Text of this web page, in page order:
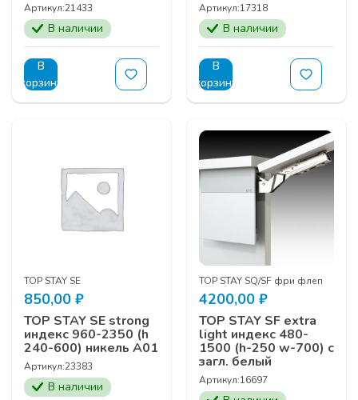
Артикул:21433
В наличии
В
корзину
Артикул:17318
В наличии
В
корзину
TOP STAY SE
850,00 ₽
TOP STAY SE strong
индекс 960-2350 (h
240-600) никель A01
Артикул:23383
В наличии
TOP STAY SQ/SF фри флеп
4200,00 ₽
TOP STAY SF extra
light индекс 480-
1500 (h-250 w-700) с
загл. белый
Артикул:16697